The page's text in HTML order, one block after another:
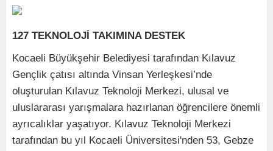
127 TEKNOLOJİ TAKIMINA DESTEK
Kocaeli Büyükşehir Belediyesi tarafından Kılavuz
Gençlik çatısı altında Vinsan Yerleşkesi’nde
oluşturulan Kılavuz Teknoloji Merkezi, ulusal ve
uluslararası yarışmalara hazırlanan öğrencilere önemli
ayrıcalıklar yaşatıyor. Kılavuz Teknoloji Merkezi
tarafından bu yıl Kocaeli Üniversitesi'nden 53, Gebze